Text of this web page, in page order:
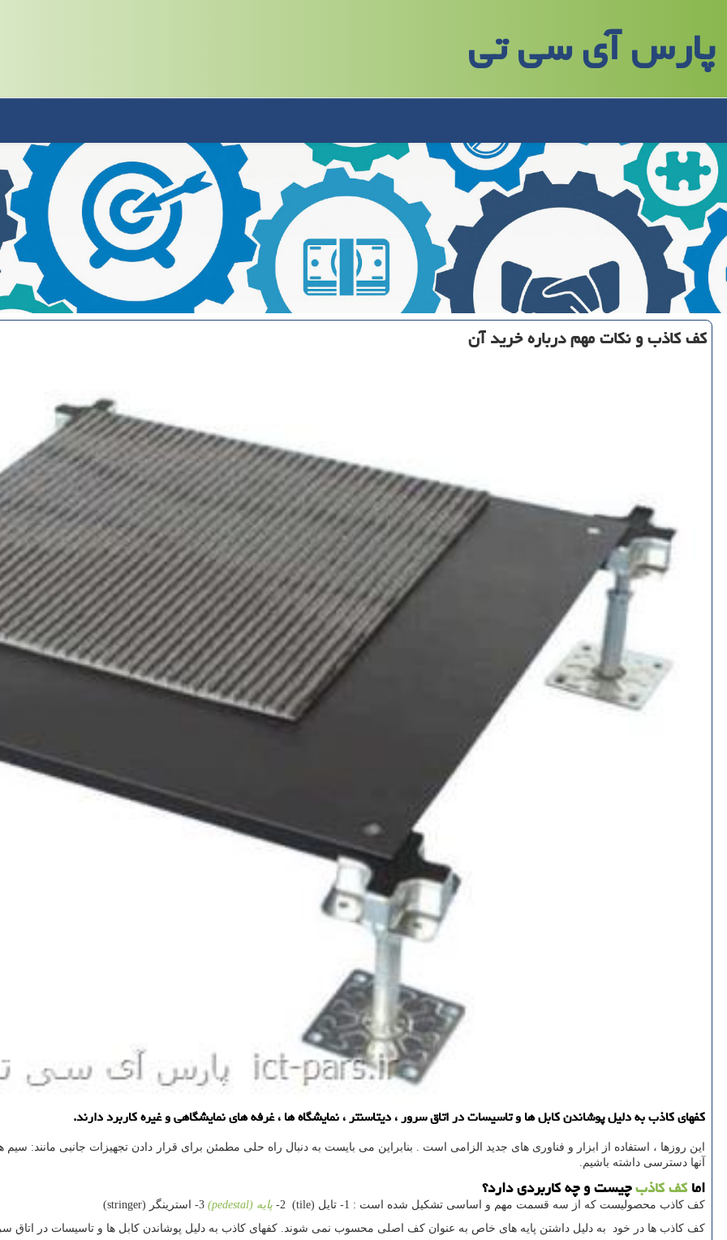
پارس آی سی تی
كف كاذب و نكات مهم درباره خرید آن
كفهای كاذب به دلیل پوشاندن كابل ها و تاسیسات در اتاق سرور ، دیتاسنتر ، نمایشگاه ها ، غرفه های نمایشگاهی و غیره كاربرد دارند.
این روزها ، استفاده از ابزار و فناوری های جدید الزامی است . بنابراین می بایست به دنبال راه حلی مطمئن برای قرار دادن تجهیزات جانبی مانند:
آنها دسترسی داشته باشیم.
اماکف کاذبچیست و چه کاربردی دارد؟
کف کاذب محصولیست که از سه قسمت مهم و اساسی تشکیل شده است : 1- تایل ( (tile پایه (pedestal
)
(stringer)
کف کاذب ها در خود به دلیل داشتن پایه های خاص به عنوان کف اصلی محسوب نمی شوند. کفهای کاذب به دلیل پوشاندن کابل ها و تاسیسات در اتاق سرور